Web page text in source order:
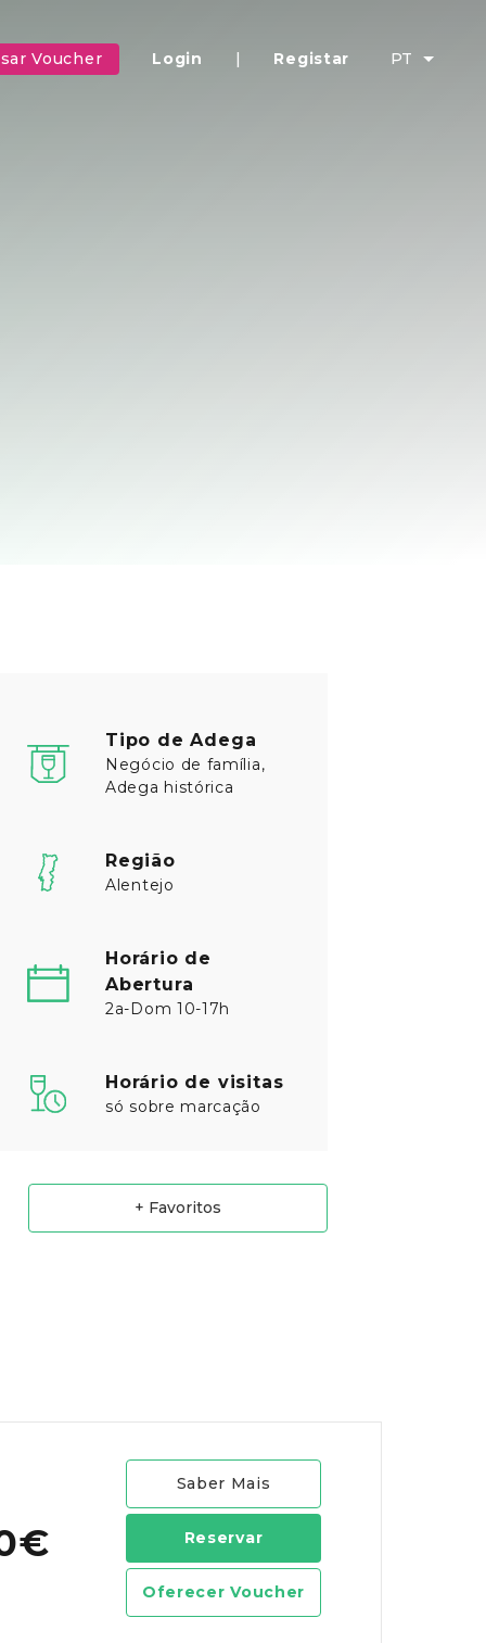
Voucher Login | Registar PT
Tipo de Adega
Negócio de família,
Adega histórica
Região
Alentejo
Horário de
Abertura
2a-Dom 10-17h
Horário de visitas
só sobre marcação
+ Favoritos
Saber Mais
Reservar
Oferecer Voucher